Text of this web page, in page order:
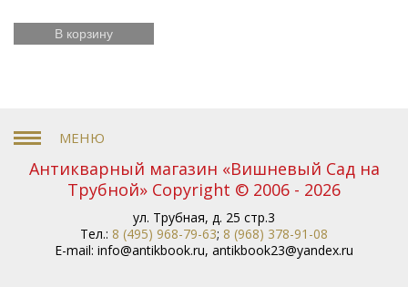
В корзину
Антикварный магазин «Вишневый Сад на
Трубной» Copyright © 2006 - 2026
ул. Трубная, д. 25 стр.3
Тел.: 8 (495) 968-79-63; 8 (968) 378-91-08
E-mail: info@antikbook.ru, antikbook23@yandex.ru